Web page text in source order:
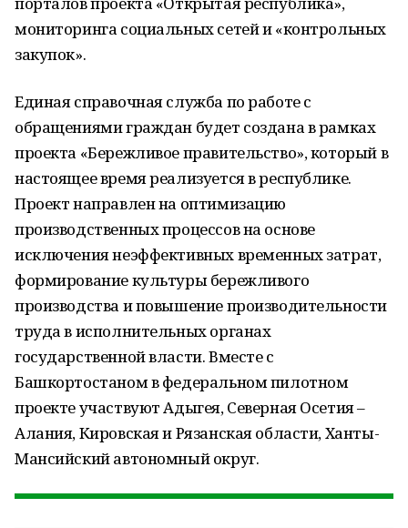
мониторинга социальных сетей и «контрольных
закупок».
Единая справочная служба по работе с
обращениями граждан будет создана в рамках
проекта «Бережливое правительство», который в
настоящее время реализуется в республике.
Проект направлен на оптимизацию
производственных процессов на основе
исключения неэффективных временных затрат,
формирование культуры бережливого
производства и повышение производительности
труда в исполнительных органах
государственной власти. Вместе с
Башкортостаном в федеральном пилотном
проекте участвуют Адыгея, Северная Осетия –
Алания, Кировская и Рязанская области, Ханты-
Мансийский автономный округ.